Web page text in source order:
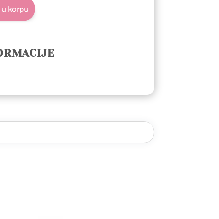
u korpu